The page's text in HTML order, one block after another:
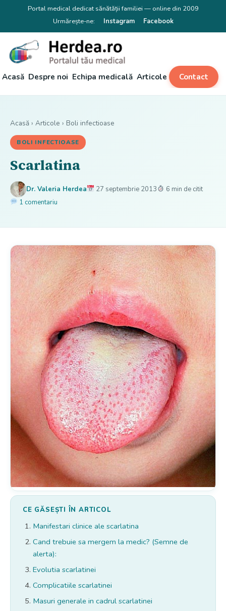
Portal medical dedicat sănătății familiei — online din 2009
Urmărește-ne:
Instagram Facebook
Acasă Despre noi Echipa medicală Articole Contact
Acasă › Articole › Boli infectioase
BOLI INFECTIOASE
Scarlatina
Dr. Valeria Herdea 27 septembrie 2013
6 min de citit
1 comentariu
CE GĂSEȘTI ÎN ARTICOL
Manifestari clinice ale scarlatina
Cand trebuie sa mergem la medic? (Semne de
alerta):
Evolutia scarlatinei
Complicatiile scarlatinei
Masuri generale in cadrul scarlatinei